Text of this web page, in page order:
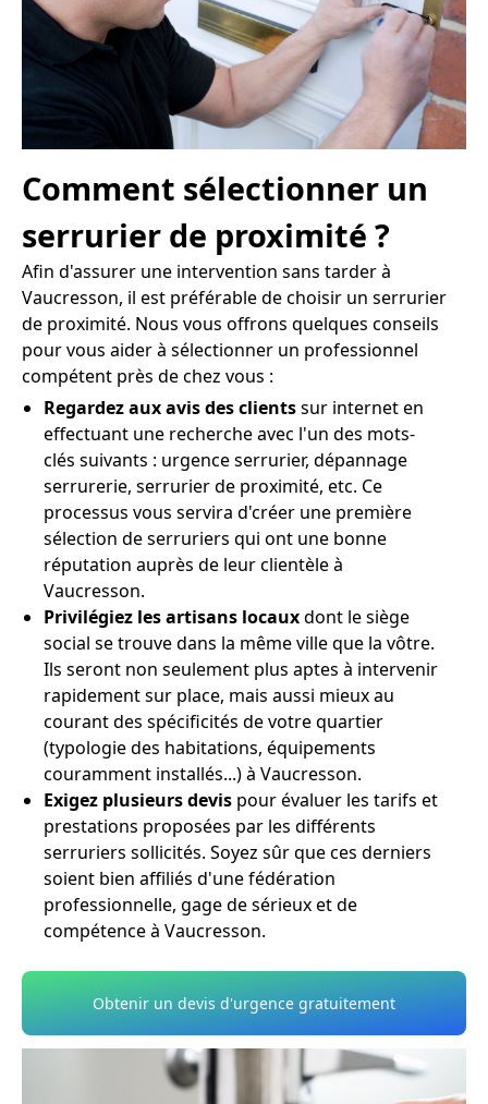
Comment sélectionner un
serrurier de proximité ?
Afin d'assurer une intervention sans tarder à
Vaucresson, il est préférable de choisir un serrurier
de proximité. Nous vous offrons quelques conseils
pour vous aider à sélectionner un professionnel
compétent près de chez vous :
Regardez aux avis des clientssur internet en
effectuant une recherche avec l'un des mots-
clés suivants : urgence serrurier, dépannage
serrurerie, serrurier de proximité, etc. Ce
processus vous servira d'créer une première
sélection de serruriers qui ont une bonne
réputation auprès de leur clientèle à
Vaucresson.
Privilégiez les artisans locauxdont le siège
social se trouve dans la même ville que la vôtre.
Ils seront non seulement plus aptes à intervenir
rapidement sur place, mais aussi mieux au
courant des spécificités de votre quartier
(typologie des habitations, équipements
couramment installés...) à Vaucresson.
Exigez plusieurs devis pour évaluer les tarifs et
prestations proposées par les différents
serruriers sollicités. Soyez sûr que ces derniers
soient bien affiliés d'une fédération
professionnelle, gage de sérieux et de
compétence à Vaucresson.
Obtenir un devis d'urgence gratuitement